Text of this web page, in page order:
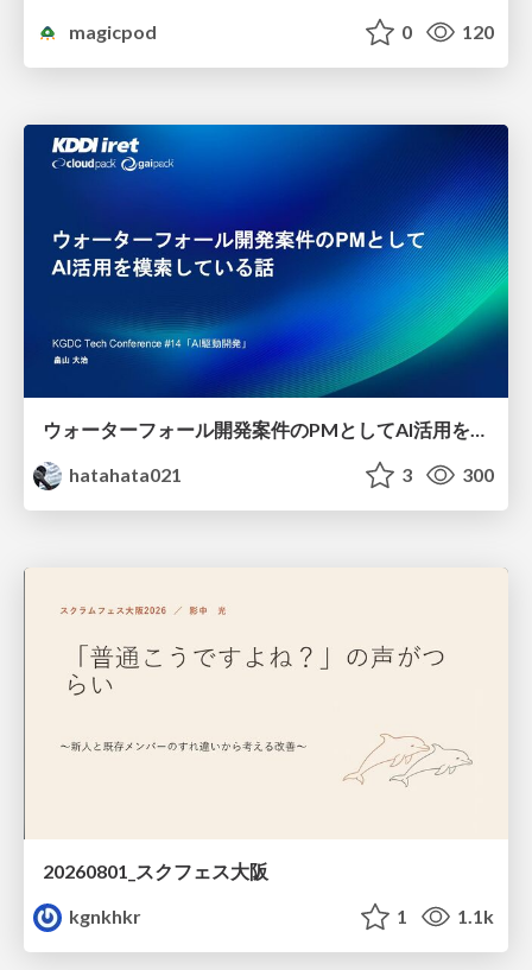
magicpod
0 120
hatahata021
3 300
20260801_スクフェス大阪
kgnkhkr
1 1.1k